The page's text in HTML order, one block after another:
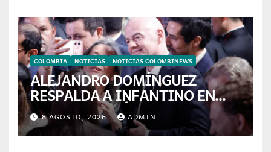
COLOMBIA NOTICIAS NOTICIAS COLOMBINEWS
ALEJANDRO DOMÍNGUEZ
RESPALDA A INFANTINO EN
CALI: «ES EL LÍDER DE LA
TRANSFORMACIÓN DEL
FÚTBOL»
8 AGOSTO, 2026 ADMIN